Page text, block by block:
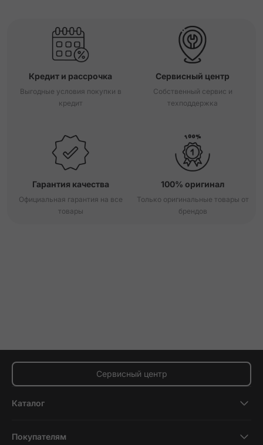
Кредит и рассрочка
Выгодные условия покупки в
кредит
Сервисный центр
Собственный сервис и
техподдержка
Гарантия качества
Официальная гарантия на все
товары
100% оригинал
Только оригинальные товары от
брендов
Сервисный центр
Каталог
Покупателям